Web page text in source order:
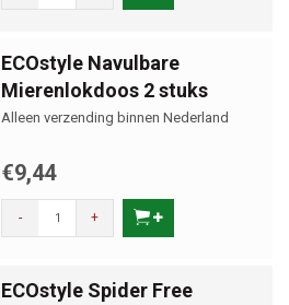
ECOstyle Navulbare
Mierenlokdoos 2 stuks
Alleen verzending binnen Nederland
€9,44
- +
ECOstyle Spider Free